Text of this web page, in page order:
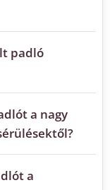
padló
a nagy
a